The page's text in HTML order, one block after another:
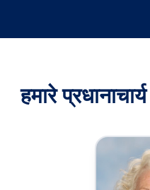
हमारे